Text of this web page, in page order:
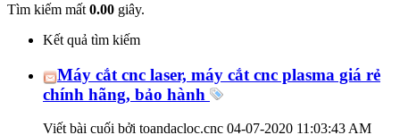
Tìm kiếm mất 0.00 giây.
Kết quả tìm kiếm
Máy cắt cnc laser, máy cắt cnc plasma giá rẻ
chính hãng, bảo hành
Viết bài cuối bởi toandacloc.cnc 04-07-2020 11:03:43 AM